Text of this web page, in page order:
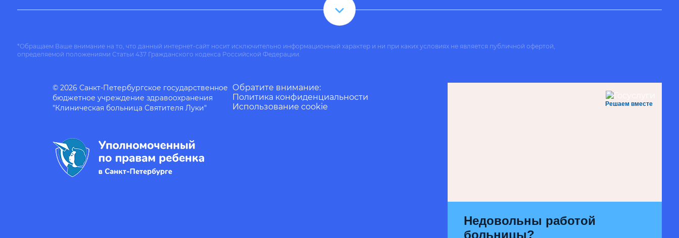
*Обращаем Ваше внимание на то, что данный интернет-сайт носит исключительно информационный характер и ни при каких условиях не является публичной офертой,
определяемой положениями Статьи 437 Гражданского кодекса Российской Федерации.
© 2026 Санкт-Петербургское государственное
бюджетное учреждение здравоохранения
"Клиническая больница Святителя Луки"
Обратите внимание:
Политика конфиденциальности
Использование cookie
Решаем вместе
Недовольны работой
больницы?